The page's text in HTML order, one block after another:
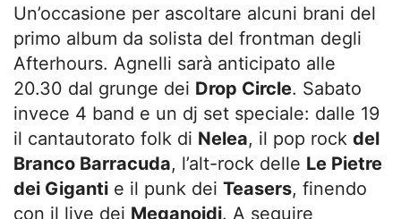
Un’occasione per ascoltare alcuni brani del
primo album da solista del frontman degli
Afterhours. Agnelli sarà anticipato alle
20.30 dal grunge dei Drop Circle. Sabato
invece 4 band e un dj set speciale: dalle 19
il cantautorato folk di Nelea, il pop rock del
Branco Barracuda, l’alt-rock delle Le Pietre
dei Giganti e il punk dei Teasers, finendo
con il live dei Meganoidi. A seguire